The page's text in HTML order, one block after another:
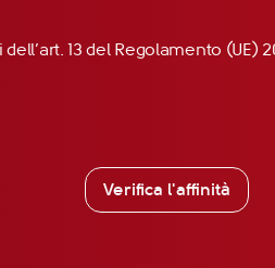
13 del Regolamento
Verifica l'affinità